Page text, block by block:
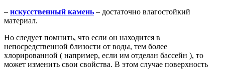
– искусственный камень – достаточно влагостойкий
материал.
Но следует помнить, что если он находится в
непосредственной близости от воды, тем более
хлорированной ( например, если им отделан бассейн ), то
может изменить свои свойства. В этом случае поверхность